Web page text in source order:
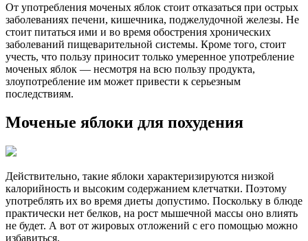
От употребления моченых яблок стоит отказаться при острых
заболеваниях печени, кишечника, поджелудочной железы. Не
стоит питаться ими и во время обострения хронических
заболеваний пищеварительной системы. Кроме того, стоит
учесть, что пользу приносит только умеренное употребление
моченых яблок — несмотря на всю пользу продукта,
злоупотребление им может привести к серьезным
последствиям.
Моченые яблоки для похудения
Действительно, такие яблоки характеризируются низкой
калорийность и высоким содержанием клетчатки. Поэтому
употреблять их во время диеты допустимо. Поскольку в блюде
практически нет белков, на рост мышечной массы оно влиять
не будет. А вот от жировых отложений с его помощью можно
избавиться.